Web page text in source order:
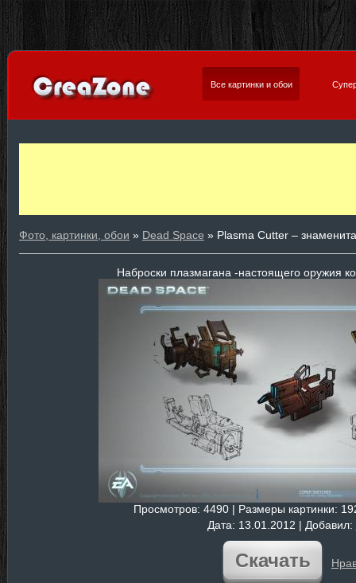
Все картинки и обои
Фото, картинки, обои » Dead Space » Plasma Cutter –
Наброски плазмагана -настоящего оружия
Просмотров: 4490 | Размеры картинки:
Дата: 13.01.2012 | Добавил:
Скачать